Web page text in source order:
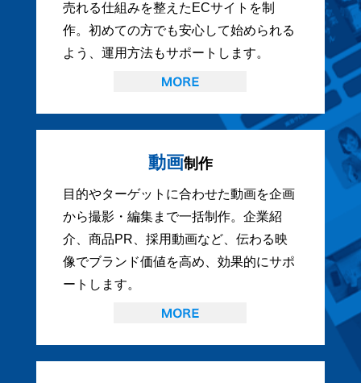
売れる仕組みを整えたECサイトを制
作。初めての方でも安心して始められる
よう、運用方法もサポートします。
動画制作
目的やターゲットに合わせた動画を企画
から撮影・編集まで一括制作。企業紹
介、商品PR、採用動画など、伝わる映
像でブランド価値を高め、効果的にサポ
ートします。